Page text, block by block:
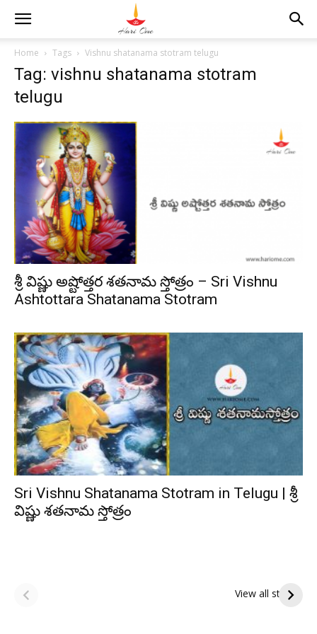
Home Tags Vishnu shatanama stotram telugu
Tag: vishnu shatanama stotram
telugu
శ్రీ విష్ణు అష్టోత్తర శతనామ స్తోత్రం – Sri Vishnu
Ashtottara Shatanama Stotram
Sri Vishnu Shatanama Stotram in Telugu | శ్రీ
విష్ణు శతనామ స్తోత్రం
View all stories
పితృదేవతల ఆశీర్వాదం
పొందే పవిత్ర రోజు
ఇంద్రకీలాద్రి గిరి ప్రదక్షిణ